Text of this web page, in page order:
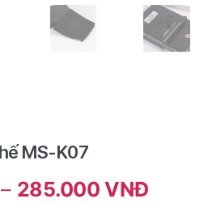
MS-K07
– 285.000 VNĐ